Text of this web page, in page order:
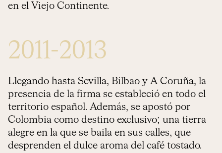
en el Viejo Continente.
2011-2013
Llegando hasta Sevilla, Bilbao y A Coruña, la
presencia de la firma se estableció en todo el
territorio español. Además, se apostó por
Colombia como destino exclusivo; una tierra
alegre en la que se baila en sus calles, que
desprenden el dulce aroma del café tostado.